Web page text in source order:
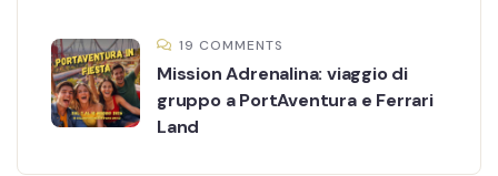
19 COMMENTS
Mission Adrenalina: viaggio di
gruppo a PortAventura e Ferrari
Land